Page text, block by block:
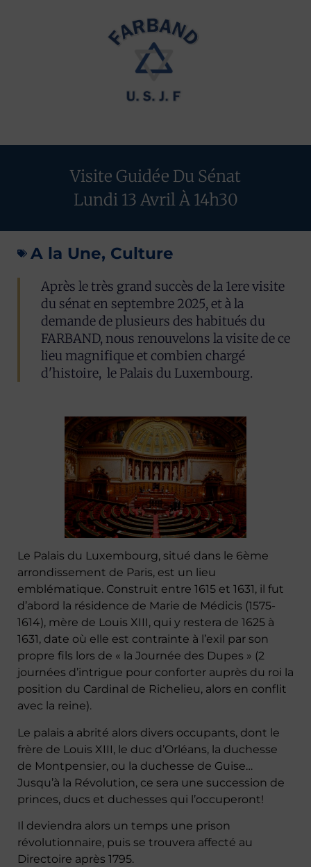
Visite Guidée Du Sénat
Lundi 13 Avril À 14h30
A la Une, Culture
Après le très grand succès de la 1ere visite
du sénat en septembre 2025, et à la
demande de plusieurs des habitués du
FARBAND, nous renouvelons la visite de ce
lieu magnifique et combien chargé
d'histoire, le Palais du Luxembourg.
Le Palais du Luxembourg, situé dans le 6ème
arrondissement de Paris, est un lieu
emblématique. Construit entre 1615 et 1631, il fut
d’abord la résidence de Marie de Médicis (1575-
1614), mère de Louis XIII, qui y restera de 1625 à
1631, date où elle est contrainte à l’exil par son
propre fils lors de « la Journée des Dupes » (2
journées d’intrigue pour conforter auprès du roi la
position du Cardinal de Richelieu, alors en conflit
avec la reine).
Le palais a abrité alors divers occupants, dont le
frère de Louis XIII, le duc d’Orléans, la duchesse
de Montpensier, ou la duchesse de Guise…
Jusqu’à la Révolution, ce sera une succession de
princes, ducs et duchesses qui l’occuperont!
Il deviendra alors un temps une prison
révolutionnaire, puis se trouvera affecté au
Directoire après 1795.